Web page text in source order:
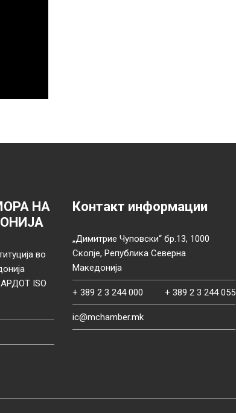
НА
во
ISO
Контакт информации
„Димитрие Чуповски“ бр.13, 1000
Скопје, Република Северна
Македонија
+ 389 2 3 244 000 + 389 2 3 244 055
ic@mchamber.mk